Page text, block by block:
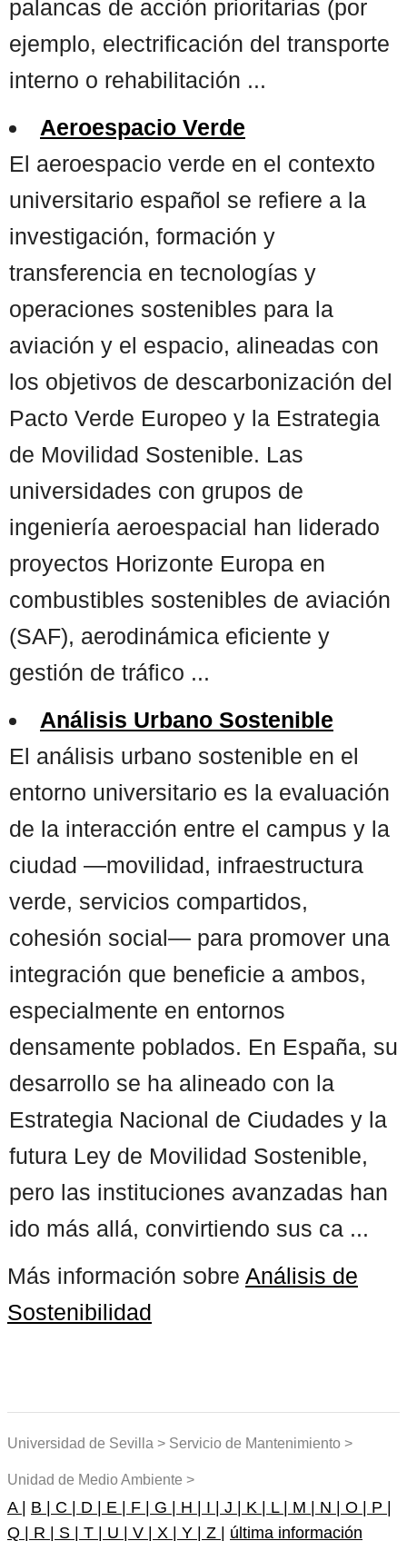
palancas de acción prioritarias (por
ejemplo, electrificación del transporte
interno o rehabilitación ...
Aeroespacio Verde
El aeroespacio verde en el contexto
universitario español se refiere a la
investigación, formación y
transferencia en tecnologías y
operaciones sostenibles para la
aviación y el espacio, alineadas con
los objetivos de descarbonización del
Pacto Verde Europeo y la Estrategia
de Movilidad Sostenible. Las
universidades con grupos de
ingeniería aeroespacial han liderado
proyectos Horizonte Europa en
combustibles sostenibles de aviación
(SAF), aerodinámica eficiente y
gestión de tráfico ...
Análisis Urbano Sostenible
El análisis urbano sostenible en el
entorno universitario es la evaluación
de la interacción entre el campus y la
ciudad —movilidad, infraestructura
verde, servicios compartidos,
cohesión social— para promover una
integración que beneficie a ambos,
especialmente en entornos
densamente poblados. En España, su
desarrollo se ha alineado con la
Estrategia Nacional de Ciudades y la
futura Ley de Movilidad Sostenible,
pero las instituciones avanzadas han
ido más allá, convirtiendo sus ca ...
Más información sobre Análisis de
Sostenibilidad
Universidad de Sevilla > Servicio de Mantenimiento >
Unidad de Medio Ambiente >
A | B | C | D | E | F | G | H | I | J | K | L | M | N | O | P |
Q | R | S | T | U | V | X | Y | Z | última información